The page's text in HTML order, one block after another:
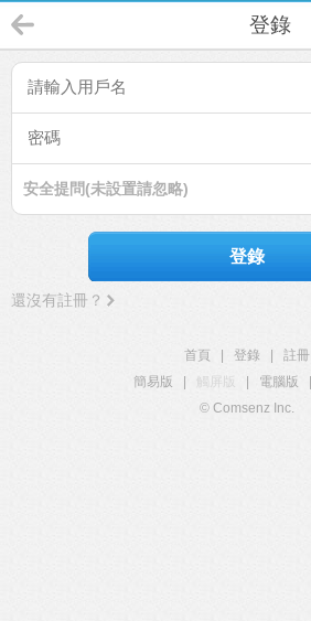
登錄
安全提問(未設置請忽略)
登錄
還沒有註冊？
首頁 登錄
註冊
簡易版
觸屏版 電腦版
© Comsenz Inc.